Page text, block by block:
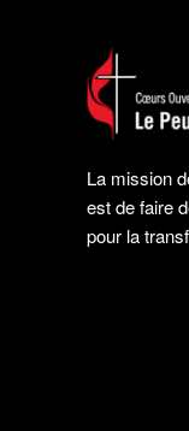
La mission
est de faire
pour la